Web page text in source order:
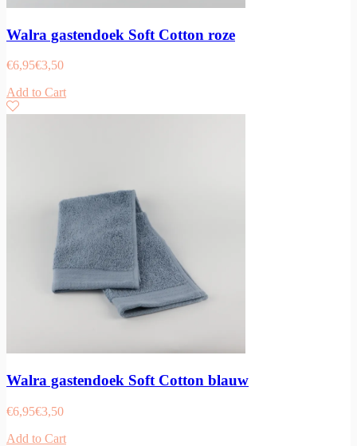
Walra gastendoek Soft Cotton roze
€6,95€3,50
Add to Cart
Walra gastendoek Soft Cotton blauw
€6,95€3,50
Add to Cart